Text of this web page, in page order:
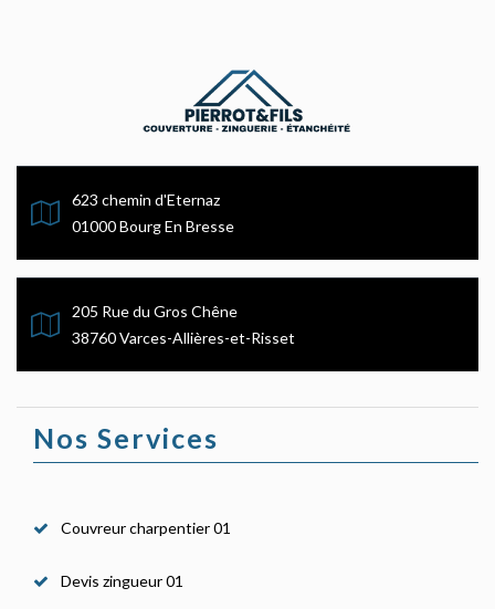
623 chemin d'Eternaz
01000 Bourg En Bresse
205 Rue du Gros Chêne
38760 Varces-Allières-et-Risset
Nos Services
Couvreur charpentier 01
Devis zingueur 01